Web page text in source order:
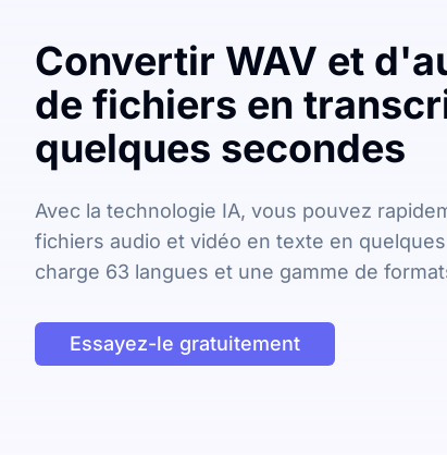
Convertir WAV et
de fichiers en
quelques secondes
Avec la technologie IA, vous pouvez
fichiers audio et vidéo en texte en
charge 63 langues et une gamme de
Essayez-le gratuitement